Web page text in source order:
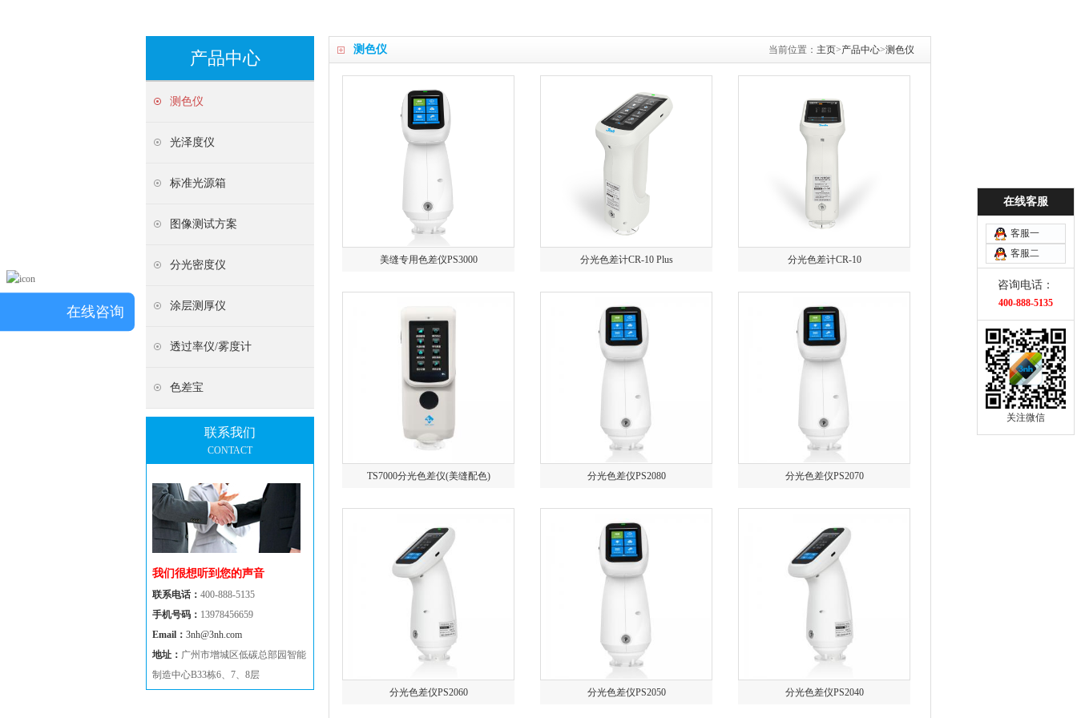
测色仪 当前位置： 主页>产品中心>测色仪
美缝专用色差仪PS3000 分光色差计CR-10 Plus 分光色差计CR-10
TS7000分光色差仪(美缝配色) 分光色差仪PS2080 分光色差仪PS2070
分光色差仪PS2060 分光色差仪PS2050 分光色差仪PS2040
产品中心
测色仪
光泽度仪
标准光源箱
图像测试方案
分光密度仪
涂层测厚仪
透过率仪/雾度计
色差宝
联系我们
CONTACT
我们很想听到您的声音
联系电话： 400-888-5135
手机号码： 13978456659
Email： 3nh@3nh.com
地址： 广州市增城区低碳总部园智能
制造中心B33栋6、7、8层
在线客服
客服一
客服二
咨询电话：
400-888-5135
关注微信
在线咨询